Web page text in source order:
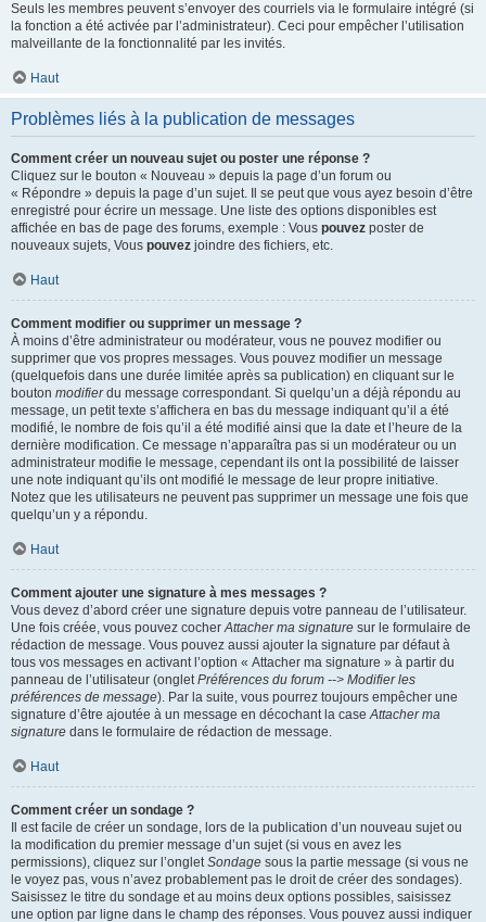
Seuls les membres peuvent s’envoyer des courriels via le formulaire intégré (si
la fonction a été activée par l’administrateur). Ceci pour empêcher l’utilisation
malveillante de la fonctionnalité par les invités.
Haut
Problèmes liés à la publication de messages
Comment créer un nouveau sujet ou poster une réponse ?
Cliquez sur le bouton « Nouveau » depuis la page d’un forum ou
« Répondre » depuis la page d’un sujet. Il se peut que vous ayez besoin d’être
enregistré pour écrire un message. Une liste des options disponibles est
affichée en bas de page des forums, exemple : Vous pouvez poster de
nouveaux sujets, Vous pouvez joindre des fichiers, etc.
Haut
Comment modifier ou supprimer un message ?
À moins d’être administrateur ou modérateur, vous ne pouvez modifier ou
supprimer que vos propres messages. Vous pouvez modifier un message
(quelquefois dans une durée limitée après sa publication) en cliquant sur le
bouton modifierdu message correspondant. Si quelqu’un a déjà répondu au
message, un petit texte s’affichera en bas du message indiquant qu’il a été
modifié, le nombre de fois qu’il a été modifié ainsi que la date et l’heure de la
dernière modification. Ce message n’apparaîtra pas si un modérateur ou un
administrateur modifie le message, cependant ils ont la possibilité de laisser
une note indiquant qu’ils ont modifié le message de leur propre initiative.
Notez que les utilisateurs ne peuvent pas supprimer un message une fois que
quelqu’un y a répondu.
Haut
Comment ajouter une signature à mes messages ?
Vous devez d’abord créer une signature depuis votre panneau de l’utilisateur.
Une fois créée, vous pouvez cocherAttacher ma signature sur le formulaire de
rédaction de message. Vous pouvez aussi ajouter la signature par défaut à
tous vos messages en activant l’option « Attacher ma signature » à partir du
panneau de l’utilisateur (ongletPréférences du forum --> Modifier les
préférences de message). Par la suite, vous pourrez toujours empêcher une
signature d’être ajoutée à un message en décochant la caseAttacher ma
signature dans le formulaire de rédaction de message.
Haut
Comment créer un sondage ?
Il est facile de créer un sondage, lors de la publication d’un nouveau sujet ou
la modification du premier message d’un sujet (si vous en avez les
permissions), cliquez sur l’ongletSondage sous la partie message (si vous ne
le voyez pas, vous n’avez probablement pas le droit de créer des sondages).
Saisissez le titre du sondage et au moins deux options possibles, saisissez
une option par ligne dans le champ des réponses. Vous pouvez aussi indiquer